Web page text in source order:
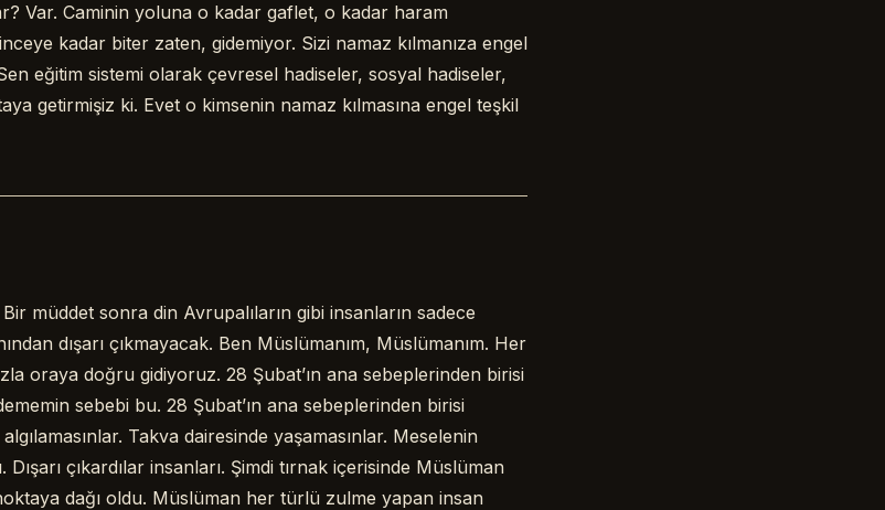
Var. Caminin yoluna o kadar gaflet, o kadar haram
kadar biter zaten, gidemiyor. Sizi namaz kılmanıza engel
eğitim sistemi olarak çevresel hadiseler, sosyal hadiseler,
getirmişiz ki. Evet o kimsenin namaz kılmasına engel teşkil
müddet sonra din Avrupalıların gibi insanların sadece
dışarı çıkmayacak. Ben Müslümanım, Müslümanım. Her
oraya doğru gidiyoruz. 28 Şubat’ın ana sebeplerinden birisi
sebebi bu. 28 Şubat’ın ana sebeplerinden birisi
Takva dairesinde yaşamasınlar. Meselenin
Dışarı çıkardılar insanları. Şimdi tırnak içerisinde Müslüman
dağı oldu. Müslüman her türlü zulme yapan insan